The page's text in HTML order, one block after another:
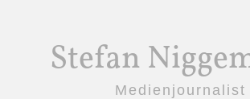
Stefan
Medienjournalist